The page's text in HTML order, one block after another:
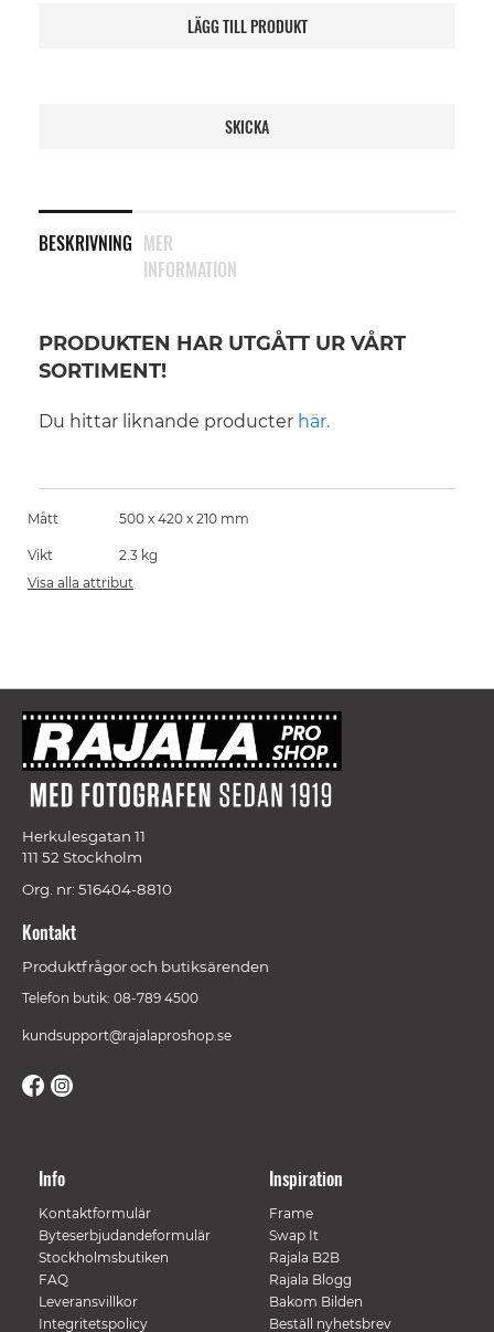
LÄGG TILL PRODUKT
SKICKA
BESKRIVNING
PRODUKTEN HAR UTGÅTT UR VÅRT
SORTIMENT!
Du hittar liknande producter här.
MER
INFORMATION
Mått 500 x 420 x 210 mm
Vikt
2.3 kg
Visa alla attribut
Herkulesgatan 11
111 52 Stockholm
Org. nr: 516404-8810
Kontakt
Produktfrågor och butiksärenden
Telefon butik: 08-789 4500
kundsupport@rajalaproshop.se
Info
Kontaktformulär
Byteserbjudandeformulär
Stockholmsbutiken
FAQ
Leveransvillkor
Integritetspolicy
Inspiration
Frame
Swap It
Rajala B2B
Rajala Blogg
Bakom Bilden
Beställ nyhetsbrev